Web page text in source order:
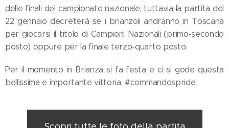
delle finali del campionato nazionale; tuttavia la partita del
22 gennaio decreterà se i brianzoli andranno in Toscana
per giocarsi il titolo di Campioni Nazionali (primo-secondo
posto) oppure per la finale terzo-quarto posto.
Per il momento in Brianza si fa festa e ci si gode questa
bellissima e importante vittoria. #commandospride